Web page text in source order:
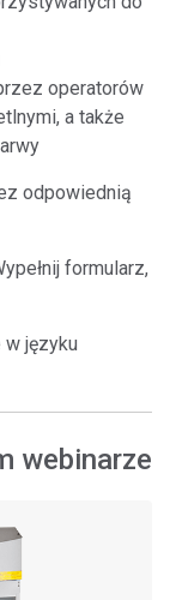
operatorów
a także
odpowiednią
formularz,
w języku
webinarze